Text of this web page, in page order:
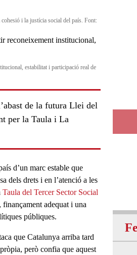
i la justícia social del país. Font:
estabilitat i participació real de
de la futura Llei del
per la Taula i La
d’un marc estable que
dels drets i en l’atenció a les
Taula del Tercer Sector Social
adequat i una
públiques.
que Catalunya arriba tard
però confia que aquest